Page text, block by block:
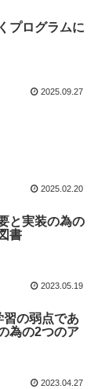
プログラムに
2025.09.27
2025.02.20
と実装の為の
書
2023.05.19
習の弱点であ
為の2つのア
2023.04.27